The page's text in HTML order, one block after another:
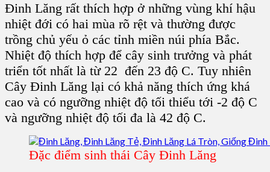
Đinh Lăng rất thích hợp ở những vùng khí hậu
nhiệt đới có hai mùa rõ rệt và thường được
trồng chủ yếu ỏ các tỉnh miền núi phía Bắc.
Nhiệt độ thích hợp để cây sinh trưởng và phát
triển tốt nhất là từ 22 đến 23 độ C. Tuy nhiên
Cây Đinh Lăng lại có khả năng thích ứng khá
cao và có ngưỡng nhiệt độ tối thiểu tới -2 độ C
và ngưỡng nhiệt độ tối đa là 42 độ C.
Đặc điểm sinh thái Cây Đinh Lăng